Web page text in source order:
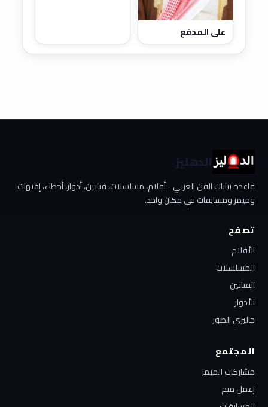
علي المدفع
الدهليز
قاعدة بيانات الفن العربي - أفلام، مسلسلات، فنانين، أدوار، أخطاء، إفيهات
وميمز ومسابقات في مكان واحد.
تصفح
الأفلام
المسلسلات
الفنانين
الأدوار
جاليري الصور
المجتمع
مشاركات الميمز
إعمل ميم